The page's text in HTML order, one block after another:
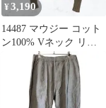
¥3,190
14487 マウジー コット
ン100% Vネック リブ
ニット セーター S 茶